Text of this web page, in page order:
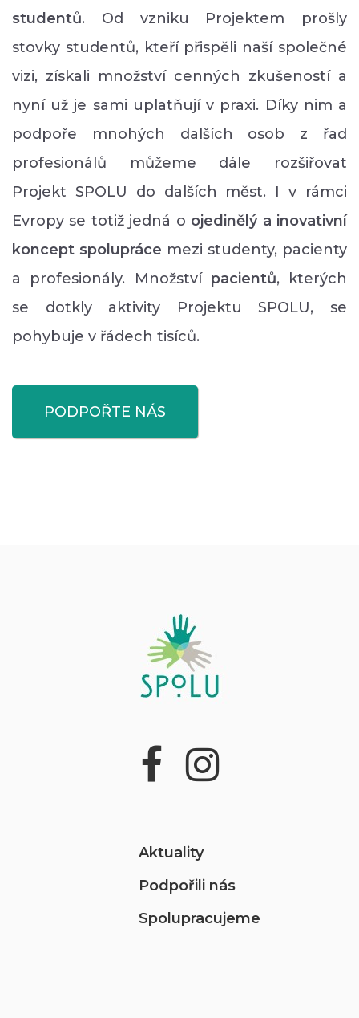
studentů. Od vzniku Projektem prošly
stovky studentů, kteří přispěli naší společné
vizi, získali množství cenných zkušeností a
nyní už je sami uplatňují v praxi. Díky nim a
podpoře mnohých dalších osob z řad
profesionálů můžeme dále rozšiřovat
Projekt SPOLU do dalších měst. I v rámci
Evropy se totiž jedná o ojedinělý a inovativní
koncept spolupráce mezi studenty, pacienty
a profesionály. Množství pacientů, kterých
se dotkly aktivity Projektu SPOLU, se
pohybuje v řádech tisíců.
PODPOŘTE NÁS
Aktuality
Podpořili nás
Spolupracujeme